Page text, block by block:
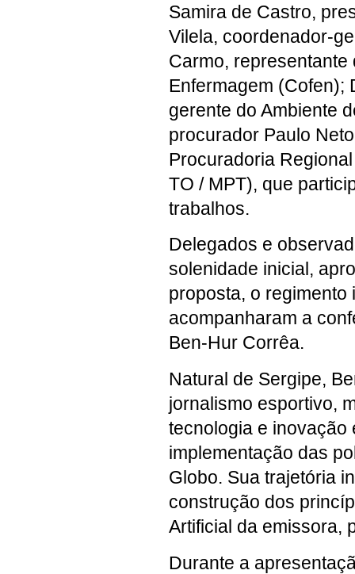
Samira de Castro,
Vilela, coordenador-
Carmo,
Enfermagem (Cofen);
gerente do Ambiente
procurador Paulo
Procuradoria
TO / MPT), que
trabalhos.
Delegados e
solenidade inicial,
proposta, o regimento
acompanharam a
Ben-Hur Corrêa.
Natural de Sergipe,
jornalismo esportivo,
tecnologia e inovação
implementação das
Globo. Sua trajetória
construção dos
Artificial da emissora,
Durante a